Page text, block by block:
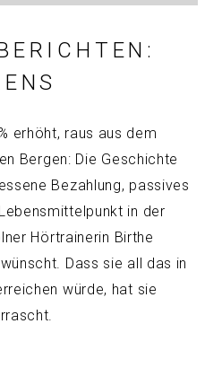
erhöht, raus aus dem
Bergen: Die Geschichte
Bezahlung, passives
in der
Hörtrainerin Birthe
Dass sie all das in
würde, hat sie